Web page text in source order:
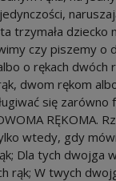
trzymała dziecko
czy piszemy o
o rękach dwóch
dwom rękom
się zarówno
RĘKOMA.
wtedy, gdy
Dla tych dwojga
rąk; W twych